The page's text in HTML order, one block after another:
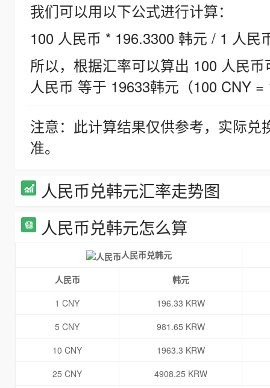
我们可以用以下公式进行计算：
100 人民币 * 196.3300 韩元 / 1 人民
所以，根据汇率可以算出 100 人民
人民币 等于 19633韩元（100 CNY =
注意：此计算结果仅供参考，实际
准。
人民币兑韩元汇率走势图
人民币兑韩元怎么算
人民币兑韩元
人民币
韩元
1 CNY
196.33 KRW
5 CNY
981.65 KRW
10 CNY
1963.3 KRW
25 CNY
4908.25 KRW